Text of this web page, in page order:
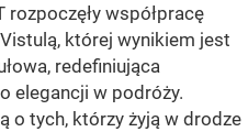
rozpoczęły współpracę
której wynikiem jest
redefiniująca
elegancji w podróży.
o tych, którzy żyją w drodze